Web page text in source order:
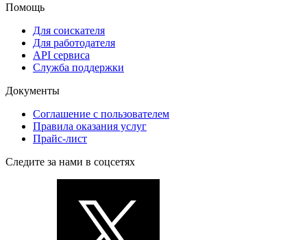
Помощь
Для соискателя
Для работодателя
API сервиса
Служба поддержки
Документы
Соглашение с пользователем
Правила оказания услуг
Прайс-лист
Следите за нами в соцсетях